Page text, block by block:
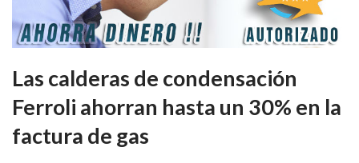
Las calderas de condensación
Ferroli ahorran hasta un 30% en la
factura de gas